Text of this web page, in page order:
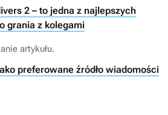
2 – to jedna z najlepszych
grania z kolegami
artykułu.
preferowane źródło wiadomości